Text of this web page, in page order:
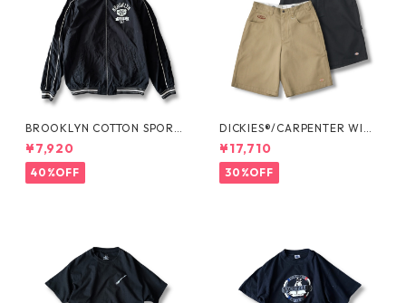
BROOKLYN COTTON SPORT
JKT by Polo Ralph Lauren
¥7,920
40%OFF
DICKIES®/CARPENTER WIDE
SHORTS -SEDAN ALL-PURPO
SE-
¥17,710
30%OFF